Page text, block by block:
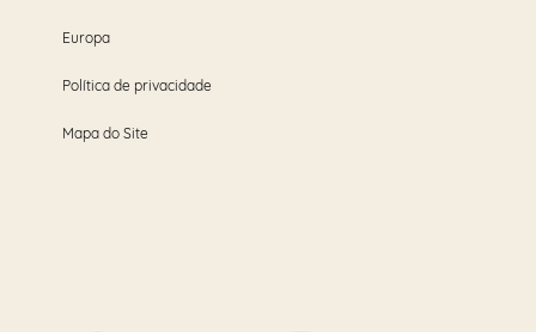
Europa
Política de privacidade
Mapa do Site